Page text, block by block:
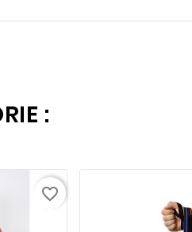
:
favorite_border